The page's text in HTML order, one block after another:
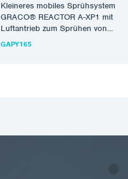
Kleineres mobiles Sprühsystem
GRACO® REACTOR A-XP1 mit
Luftantrieb zum Sprühen von
Polyharnstoff-Schutzmaterialien und
GAPY165